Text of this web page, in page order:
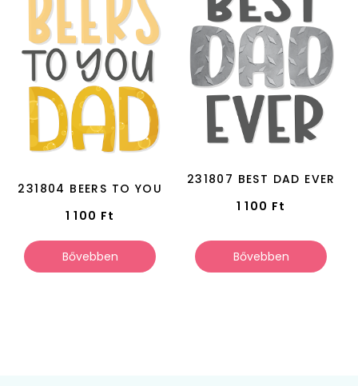
231804 BEERS TO YOU
1 100 Ft
Bővebben
231807 BEST DAD EVER
1 100 Ft
Bővebben